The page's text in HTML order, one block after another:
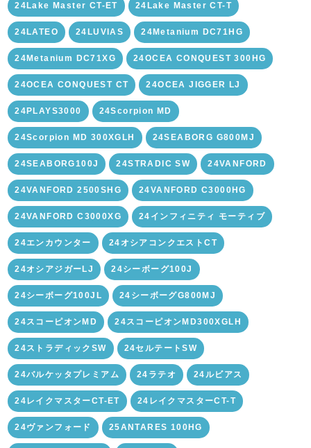
24Lake Master CT-ET 24Lake Master CT-T
24LATEO 24LUVIAS 24Metanium DC71HG
24Metanium DC71XG 24OCEA CONQUEST 300HG
24OCEA CONQUEST CT 24OCEA JIGGER LJ
24PLAYS3000 24Scorpion MD
24Scorpion MD 300XGLH 24SEABORG G800MJ
24SEABORG100J 24STRADIC SW 24VANFORD
24VANFORD 2500SHG 24VANFORD C3000HG
24VANFORD C3000XG 24インフィニティ モーティブ
24エンカウンター 24オシアコンクエストCT
24オシアジガーLJ 24シーボーグ100J
24シーボーグ100JL 24シーボーグG800MJ
24スコーピオンMD 24スコーピオンMD300XGLH
24ストラディックSW 24セルテートSW
24バルケッタプレミアム 24ラテオ 24ルビアス
24レイクマスターCT-ET 24レイクマスターCT-T
24ヴァンフォード 25ANTARES 100HG